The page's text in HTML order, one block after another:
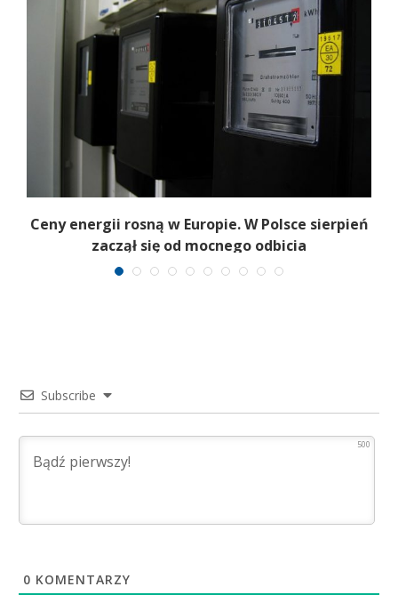
Ceny energii rosną w Europie. W Polsce sierpień
zaczął się od mocnego odbicia
Subscribe
500
0 KOMENTARZY